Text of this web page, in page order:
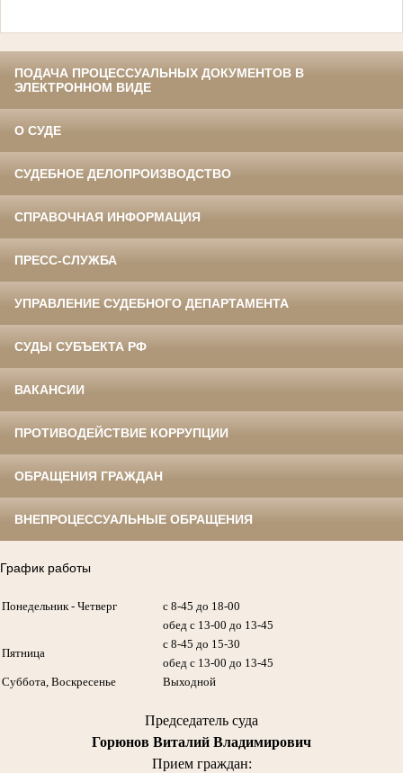
ПОДАЧА ПРОЦЕССУАЛЬНЫХ ДОКУМЕНТОВ В
ЭЛЕКТРОННОМ ВИДЕ
О СУДЕ
СУДЕБНОЕ ДЕЛОПРОИЗВОДСТВО
СПРАВОЧНАЯ ИНФОРМАЦИЯ
ПРЕСС-СЛУЖБА
УПРАВЛЕНИЕ СУДЕБНОГО ДЕПАРТАМЕНТА
СУДЫ СУБЪЕКТА РФ
ВАКАНСИИ
ПРОТИВОДЕЙСТВИЕ КОРРУПЦИИ
ОБРАЩЕНИЯ ГРАЖДАН
ВНЕПРОЦЕССУАЛЬНЫЕ ОБРАЩЕНИЯ
График работы
Понедельник - Четверг
с 8-45 до 18-00
обед с 13-00 до 13-45
Пятница
с 8-45 до 15-30
обед с 13-00 до 13-45
Суббота, Воскресенье
Выходной
Председатель суда
Горюнов Виталий Владимирович
Прием граждан: